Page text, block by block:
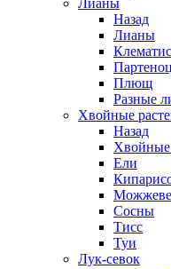
Лианы
Назад
Лианы
Плющ
Разные
Хвойные
Назад
Хвойные
Ели
Сосны
Тисс
Туи
Лук-севок